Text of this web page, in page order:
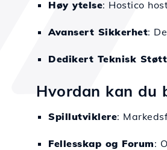
Høy ytelse: Hostico
Avansert Sikkerhet:
Dedikert Teknisk
Hvordan kan du
Spillutviklere:
Fellesskap og Forum: